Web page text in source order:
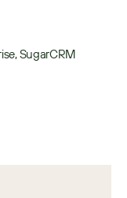
SugarCRM